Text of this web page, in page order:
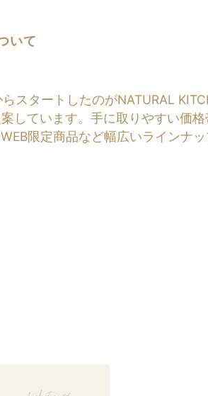
いて
スタートしたのがNATURAL
しています。手に取りやすい価
限定商品など幅広いラインナ